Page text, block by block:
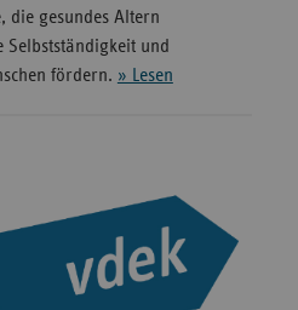
die gesundes Altern
und
fördern. » Lesen